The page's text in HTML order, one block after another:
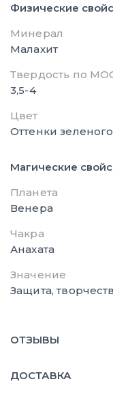
Физические
Минерал
Малахит
Твердость по
3,5-4
Цвет
Оттенки зеленого
Магические
Планета
Венера
Чакра
Анахата
Значение
Защита,
ОТЗЫВЫ
ДОСТАВКА